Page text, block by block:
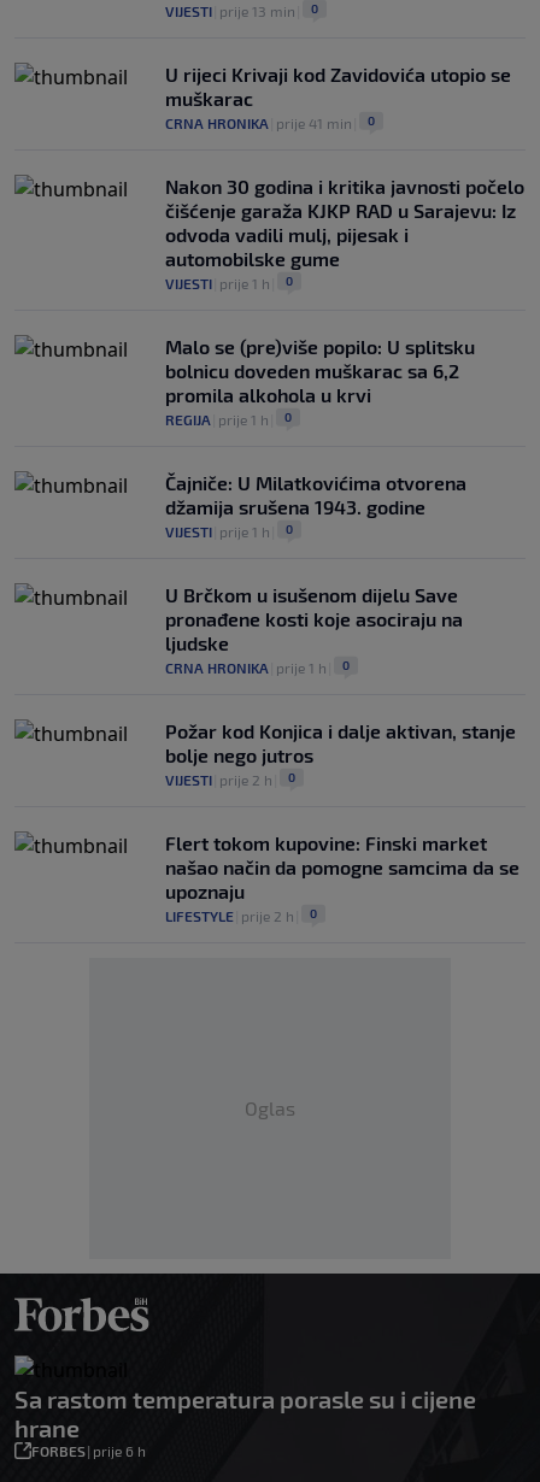
VIJESTI prije 13 min 0
U rijeci Krivaji kod Zavidovića utopio se
muškarac
CRNA HRONIKA prije 41 min 0
Nakon 30 godina i kritika javnosti počelo
čišćenje garaža KJKP RAD u Sarajevu: Iz
odvoda vadili mulj, pijesak i
automobilske gume
VIJESTI prije 1 h 0
Malo se (pre)više popilo: U splitsku
bolnicu doveden muškarac sa 6,2
promila alkohola u krvi
REGIJA prije 1 h 0
Čajniče: U Milatkovićima otvorena
džamija srušena 1943. godine
VIJESTI prije 1 h 0
U Brčkom u isušenom dijelu Save
pronađene kosti koje asociraju na
ljudske
CRNA HRONIKA prije 1 h 0
Požar kod Konjica i dalje aktivan, stanje
bolje nego jutros
VIJESTI prije 2 h 0
Flert tokom kupovine: Finski market
našao način da pomogne samcima da se
upoznaju
LIFESTYLE prije 2 h 0
Oglas
Sa rastom temperatura porasle su i cijene
hrane
FORBES| prije 6 h